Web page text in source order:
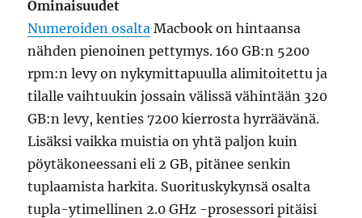
Ominaisuudet
Numeroiden osalta Macbook on hintaansa
nähden pienoinen pettymys. 160 GB:n 5200
rpm:n levy on nykymittapuulla alimitoitettu ja
tilalle vaihtuukin jossain välissä vähintään 320
GB:n levy, kenties 7200 kierrosta hyrräävänä.
Lisäksi vaikka muistia on yhtä paljon kuin
pöytäkoneessani eli 2 GB, pitänee senkin
tuplaamista harkita. Suorituskykynsä osalta
tupla-ytimellinen 2.0 GHz -prosessori pitäisi